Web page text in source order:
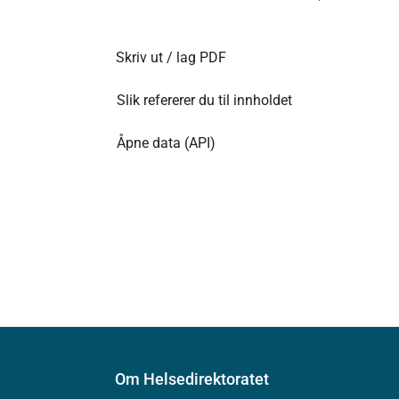
Skriv ut / lag PDF
Slik refererer du til innholdet
Åpne data (API)
Om Helsedirektoratet